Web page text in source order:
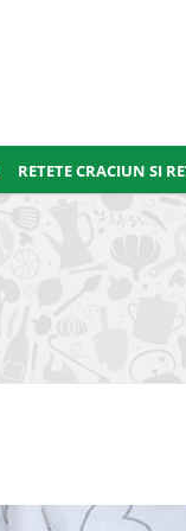
RETETE CRACIUN SI